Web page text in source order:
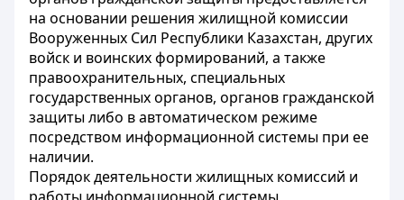
на основании решения жилищной комиссии
Вооруженных Сил Республики Казахстан, других
войск и воинских формирований, а также
правоохранительных, специальных
государственных органов, органов гражданской
защиты либо в автоматическом режиме
посредством информационной системы при ее
наличии.
Порядок деятельности жилищных комиссий и